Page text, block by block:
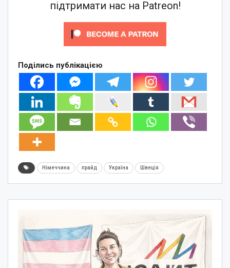
підтримати нас на Patreon!
Поділись публікацією
Німеччина прайд Україна Швеція